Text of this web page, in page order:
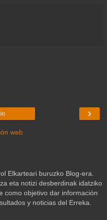
›
web
Elkarteari buruzko Blog-era.
eta notizi desberdinak idatziko
como objetivo dar información
y noticias del Erreka.